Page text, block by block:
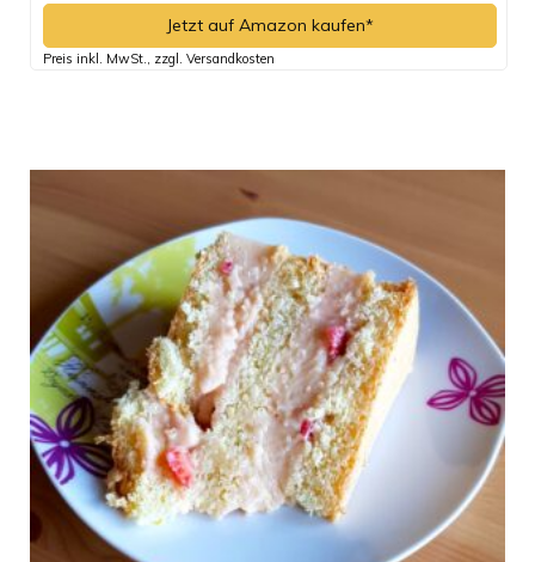
Jetzt auf Amazon kaufen*
Preis inkl. MwSt., zzgl. Versandkosten